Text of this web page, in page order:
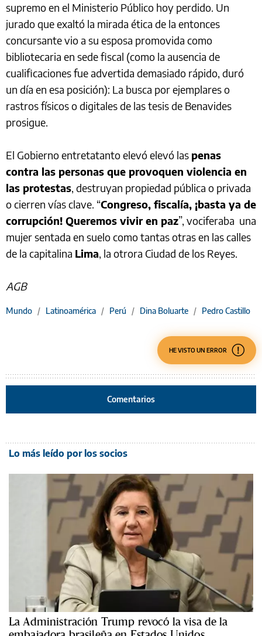
supremo en el Ministerio Público hoy perdido. Un
jurado que exaltó la mirada ética de la entonces
concursante vio a su esposa promovida como
bibliotecaria en sede fiscal (como la ausencia de
cualificaciones fue advertida demasiado rápido, duró
un día en esa posición): La busca por ejemplares o
rastros físicos o digitales de las tesis de Benavides
prosigue.
El Gobierno entretatanto elevó elevó las penas
contra las personas que provoquen violencia en
las protestas, destruyan propiedad pública o privada
o cierren vías clave. “Congreso, fiscalía, ¡basta ya de
corrupción! Queremos vivir en paz”, vociferaba una
mujer sentada en suelo como tantas otras en las calles
de la capitalina Lima, la otrora Ciudad de los Reyes.
AGB
Mundo / Latinoamérica / Perú / Dina Boluarte / Pedro Castillo
HE VISTO UN ERROR
Comentarios
Lo más leído por los socios
La Administración Trump revocó la visa de la